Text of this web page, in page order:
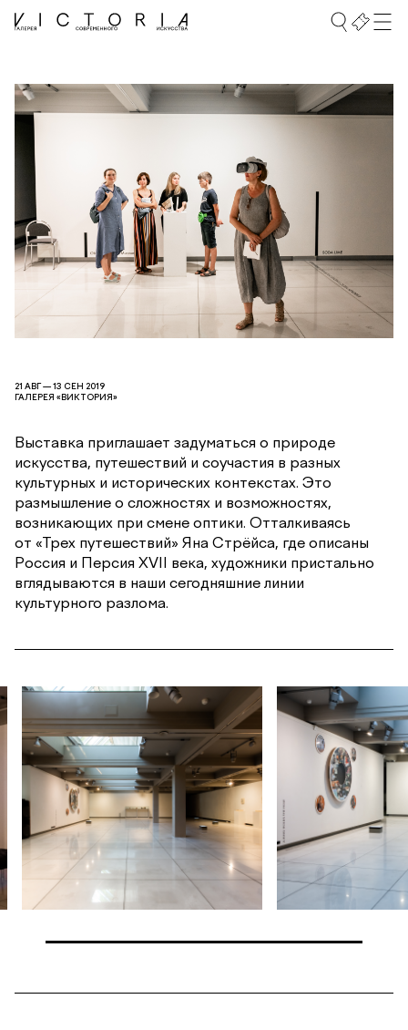
21 АВГ — 13 СЕН 2019
ГАЛЕРЕЯ «ВИКТОРИЯ»
Выставка приглашает задуматься о природе
искусства, путешествий и соучастия в разных
культурных и исторических контекстах. Это
размышление о сложностях и возможностях,
возникающих при смене оптики. Отталкиваясь
от «Трех путешествий» Яна Стрёйса, где описаны
Россия и Персия XVII века, художники пристально
вглядываются в наши сегодняшние линии
культурного разлома.